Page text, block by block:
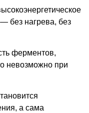
без нагрева, без
ферментов,
невозможно при
а сама